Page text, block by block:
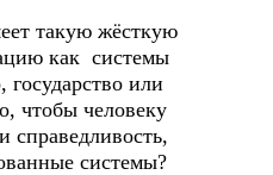
такую жёсткую
как системы
или
чтобы человеку
справедливость,
системы?